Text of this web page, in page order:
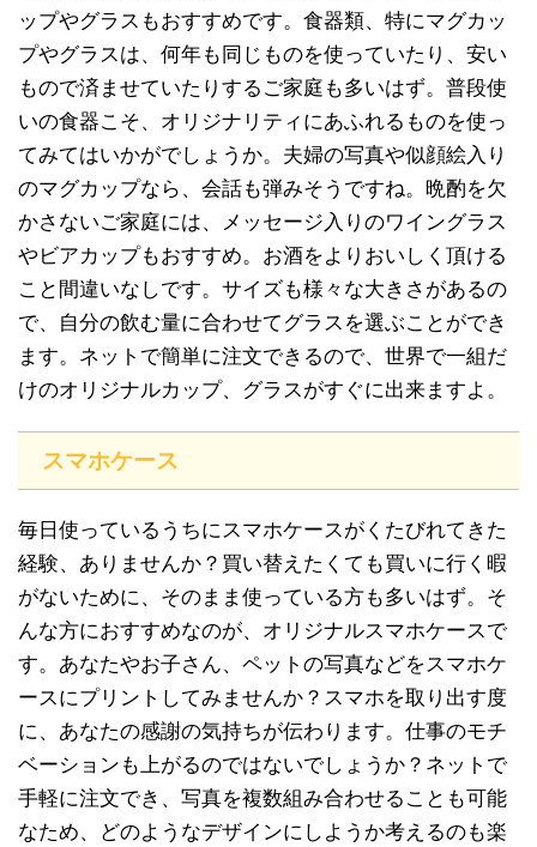
ップやグラスもおすすめです。食器類、特にマグカッ
プやグラスは、何年も同じものを使っていたり、安い
もので済ませていたりするご家庭も多いはず。普段使
いの食器こそ、オリジナリティにあふれるものを使っ
てみてはいかがでしょうか。夫婦の写真や似顔絵入り
のマグカップなら、会話も弾みそうですね。晩酌を欠
かさないご家庭には、メッセージ入りのワイングラス
やビアカップもおすすめ。お酒をよりおいしく頂ける
こと間違いなしです。サイズも様々な大きさがあるの
で、自分の飲む量に合わせてグラスを選ぶことができ
ます。ネットで簡単に注文できるので、世界で一組だ
けのオリジナルカップ、グラスがすぐに出来ますよ。
スマホケース
毎日使っているうちにスマホケースがくたびれてきた
経験、ありませんか？買い替えたくても買いに行く暇
がないために、そのまま使っている方も多いはず。そ
んな方におすすめなのが、オリジナルスマホケースで
す。あなたやお子さん、ペットの写真などをスマホケ
ースにプリントしてみませんか？スマホを取り出す度
に、あなたの感謝の気持ちが伝わります。仕事のモチ
ベーションも上がるのではないでしょうか？ネットで
手軽に注文でき、写真を複数組み合わせることも可能
なため、どのようなデザインにしようか考えるのも楽